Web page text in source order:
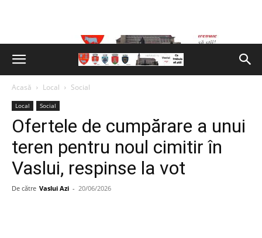
Acasă Local Social
Local Social
Ofertele de cumpărare a unui
teren pentru noul cimitir în
Vaslui, respinse la vot
De către Vaslui Azi - 20/06/2026